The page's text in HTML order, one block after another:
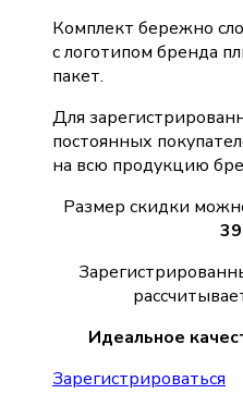
Комплект бережно
с логотипом бренда
пакет.
Для
постоянных
на всю продукцию
Размер скидки
Идеальное
Зарегистрироваться